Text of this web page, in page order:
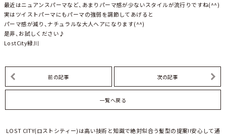
最近はニュアンスパーマなど、あまりパーマ感が少ないスタイルが流行りですね(^^)
実はツイストパーマにもパーマの強弱を調節してあげると
パーマ感が減り、ナチュラルな大人ヘアになります(^^)
是非、お試しください♪
LostCity緑川
前の記事 次の記事
一覧へ戻る
LOST CITY(ロストシティー)は高い技術と知識で絶対似合う髪型の提案!!安心して通